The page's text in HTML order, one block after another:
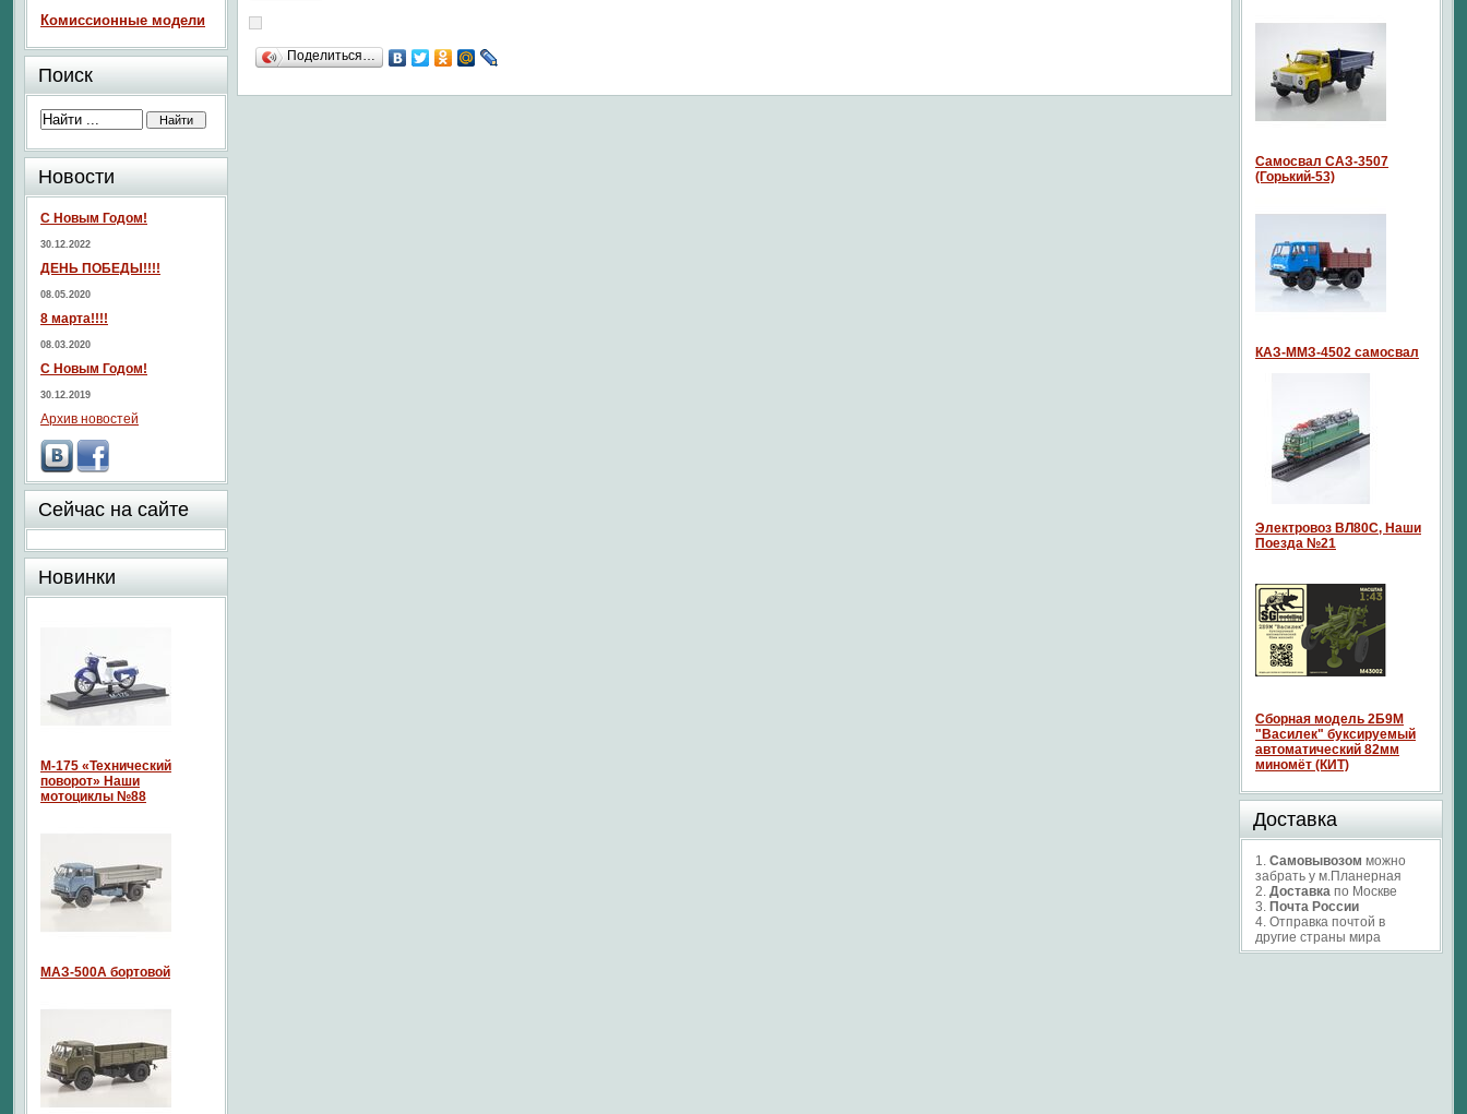
Поделиться…
Комиссионные модели
Поиск
Новости
С Новым Годом!
30.12.2022
ДЕНЬ ПОБЕДЫ!!!!
08.05.2020
8 марта!!!!
08.03.2020
С Новым Годом!
30.12.2019
Архив новостей
Сейчас на сайте
Новинки
М-175 «Технический
поворот» Наши
мотоциклы №88
МАЗ-500А бортовой
Самосвал САЗ-3507
(Горький-53)
КАЗ-ММЗ-4502 самосвал
Электровоз ВЛ80С, Наши
Поезда №21
Сборная модель 2Б9М
"Василек" буксируемый
автоматический 82мм
миномёт (КИТ)
Доставка
1. Самовывозом можно
забрать у м.Планерная
2. Доставка по Москве
3. Почта России
4. Отправка почтой в
другие страны мира